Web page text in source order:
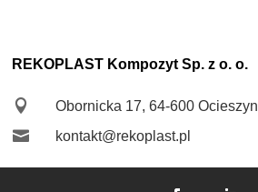
REKOPLAST Kompozyt Sp. z o. o.
 Obornicka 17, 64-600 Ocieszyn
 kontakt@rekoplast.pl